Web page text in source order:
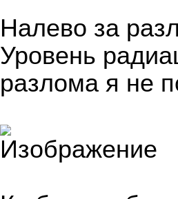
Налево за
Уровень
разлома я не